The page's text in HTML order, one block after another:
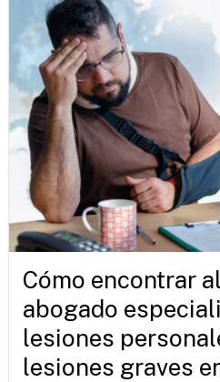
Cómo encontrar
abogado
lesiones
lesiones graves